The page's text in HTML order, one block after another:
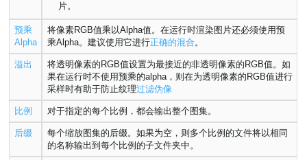
片。
预乘
Alpha
将像素RGB值乘以Alpha值。在运行时渲染图片还必须使用预
乘Alpha。建议使用它进行正确的混合。
溢出
将透明像素的RGB值设置为最接近的非透明像素的RGB值。如
果在运行时不使用预乘的alpha，则在为透明像素的RGB值进行
采样时有助于防止纹理过滤伪像
比例 对于指定的每个比例，都会输出整个图集。
后缀
每个缩放图集的后缀。如果为空，则多个比例的文件将以相同
的名称输出到每个比例的子文件夹中。